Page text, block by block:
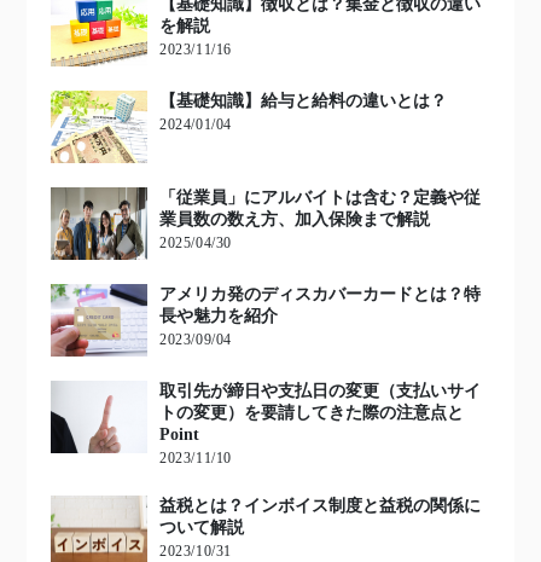
【基礎知識】徴収とは？集金と徴収の違い
を解説
2023/11/16
【基礎知識】給与と給料の違いとは？
2024/01/04
「従業員」にアルバイトは含む？定義や従
業員数の数え方、加入保険まで解説
2025/04/30
アメリカ発のディスカバーカードとは？特
長や魅力を紹介
2023/09/04
取引先が締日や支払日の変更（支払いサイ
トの変更）を要請してきた際の注意点と
Point
2023/11/10
益税とは？インボイス制度と益税の関係に
ついて解説
2023/10/31